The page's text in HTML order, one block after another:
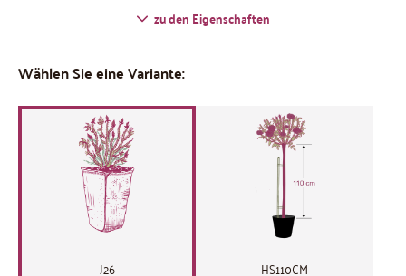
zu den Eigenschaften
Wählen Sie eine Variante:
J26 HS110CM